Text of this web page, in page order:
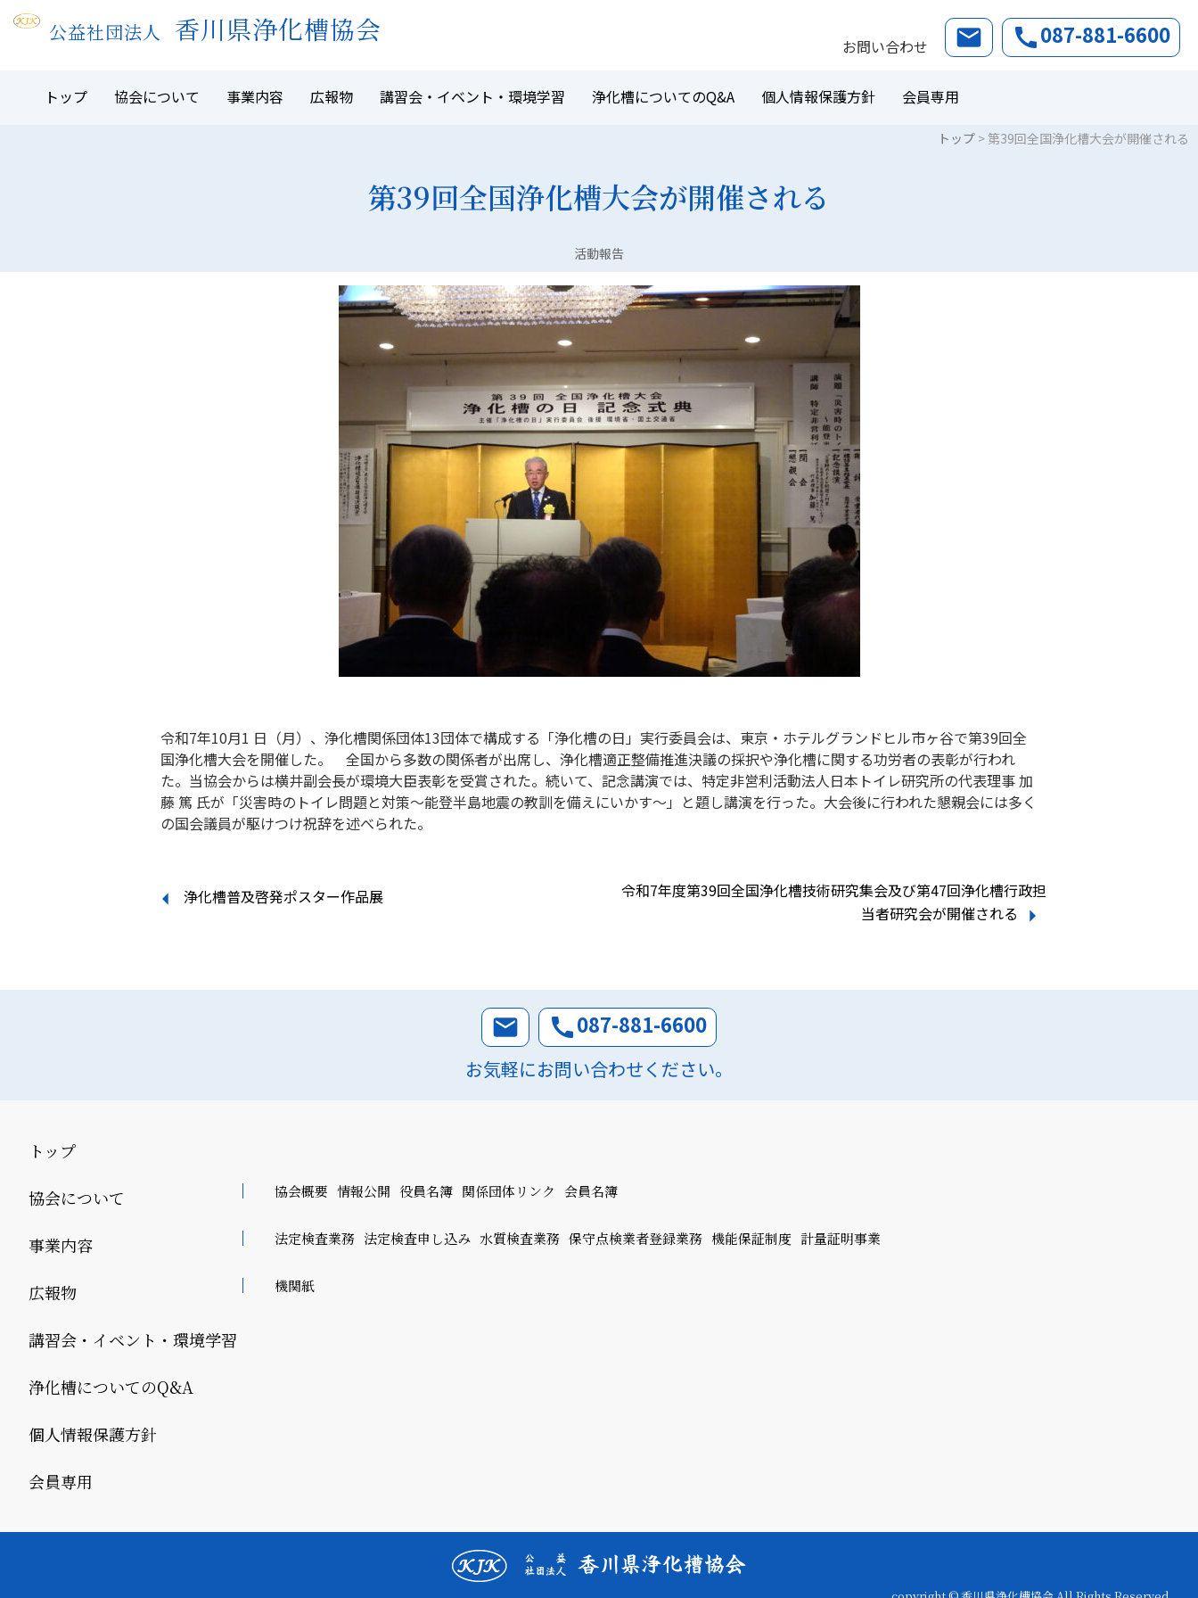
Skip
to
公益社団法人 香川県浄化槽協会 お問い合わせ email call087-881-6600
トップ 協会について 事業内容 広報物 講習会・イベント・環境学習 浄化槽についてのQ&A 個人情報保護方針 会員専用
トップ > 第39回全国浄化槽大会が開催される
第39回全国浄化槽大会が開催される
活動報告
令和7年10月1 日（月）、浄化槽関係団体13団体で構成する「浄化槽の日」実行委員会は、東京・ホテルグランドヒル市ヶ谷で第39回全
国浄化槽大会を開催した。 全国から多数の関係者が出席し、浄化槽適正整備推進決議の採択や浄化槽に関する功労者の表彰が行われ
た。当協会からは横井副会長が環境大臣表彰を受賞された。続いて、記念講演では、特定非営利活動法人日本トイレ研究所の代表理事 加
藤 篤 氏が「災害時のトイレ問題と対策～能登半島地震の教訓を備えにいかす～」と題し講演を行った。大会後に行われた懇親会には多く
の国会議員が駆けつけ祝辞を述べられた。
ビ
浄化槽普及啓発ポスター作品展
令和7年度第39回全国浄化槽技術研究集会及び第47回浄化槽行政担
当者研究会が開催される
email call087-881-6600
お気軽にお問い合わせください。
トップ
協会について 協会概要 情報公開 役員名簿 関係団体リンク 会員名簿
事業内容 法定検査業務 法定検査申し込み 水質検査業務 保守点検業者登録業務 機能保証制度 計量証明事業
広報物 機関紙
講習会・イベント・環境学習
浄化槽についてのQ&A
個人情報保護方針
会員専用